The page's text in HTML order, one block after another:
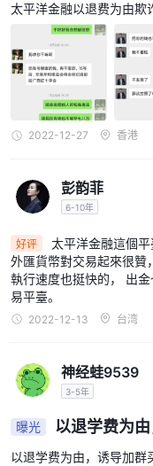
太平洋金融以退费为由欺
2022-12-27 香港
彭韵菲
6-10年
好评
太平洋金融這個
外匯貨幣對交易起來很贊，
執行速度也挺快的， 出
易平臺。
2022-12-13 台湾
神经蛙9539
3-5年
曝光 以退学费为
以退学费为由，诱导加群